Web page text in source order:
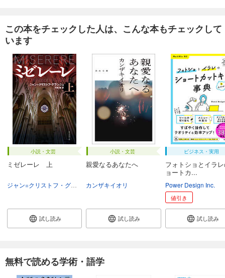
この本をチェックした人は、こんな本もチェックして
います
小説・文芸
ミゼレーレ 上
平岡敦
試し読み
小説・文芸
親愛なるあなたへ
カンザキイオリ
試し読み
ビジネス・実用
フォトショとイラ
ョートカ...
Power Design Inc.
値引き
試し読み
無料で読める学術・語学